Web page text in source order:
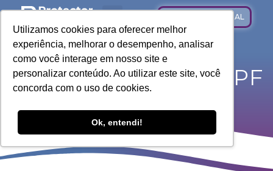
Utilizamos cookies para oferecer melhor
experiência, melhorar o desempenho, analisar
como você interage em nosso site e
personalizar conteúdo. Ao utilizar este site, você
concorda com o uso de cookies.
Ok, entendi!
ACESSO AO PORTAL
Consulta de CNPJ/CPF